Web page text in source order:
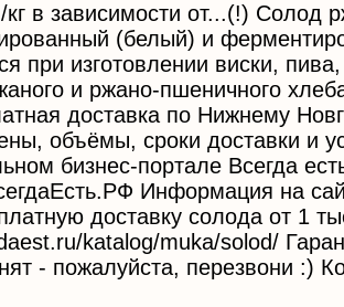
в зависимости от...(!) Солод
(белый) и
при изготовлении виски,
и ржано-пшеничного
доставка по Нижнему
объёмы, сроки доставки и
бизнес-портале Всегда
Информация на
доставку солода от 1
katalog/muka/solod/
- пожалуйста, перезвони :)